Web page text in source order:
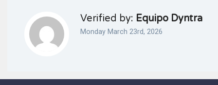
Verified by: Equipo Dyntra
Monday March 23rd, 2026